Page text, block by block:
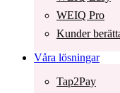
WEIQ Pro
Kunder
Våra lösningar
Tap2Pay